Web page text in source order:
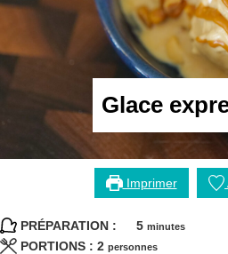
Glace
Imprimer
PRÉPARATION : 5minutes
minutes
PORTIONS : 2 personnes